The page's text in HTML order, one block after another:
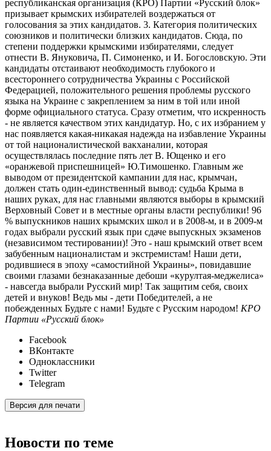
республиканская организация (КРО) Партии «Русский блок»
призывает крымских избирателей воздержаться от
голосования за этих кандидатов. 3. Категория политических
союзников и политически близких кандидатов. Сюда, по
степени поддержки крымскими избирателями, следует
отнести В. Януковича, П. Симоненко, и И. Богословскую. Эти
кандидаты отстаивают необходимость глубокого и
всестороннего сотрудничества Украины с Российской
Федерацией, положительного решения проблемы русского
языка на Украине с закреплением за ним в той или иной
форме официального статуса. Сразу отметим, что искренность
- не является качеством этих кандидатур. Но, с их избранием у
нас появляется какая-никакая надежда на избавление Украины
от той националистической вакханалии, которая
осуществлялась последние пять лет В. Ющенко и его
«оранжевой приспешницей» Ю.Тимошенко. Главным же
выводом от президентской кампании для нас, крымчан,
должен стать один-единственный вывод: судьба Крыма в
наших руках, для нас главными являются выборы в крымский
Верховный Совет и в местные органы власти республики! 96
% выпускников наших крымских школ и в 2008-м, и в 2009-м
годах выбрали русский язык при сдаче выпускных экзаменов
(независимом тестировании)! Это - наш крымский ответ всем
забубенным националистам и экстремистам! Наши дети,
родившиеся в эпоху «самостийной Украины», повидавшие
своими глазами безнаказанные дебоши «курултая-меджелиса»
- навсегда выбрали Русский мир! Так защитим себя, своих
детей и внуков! Ведь мы - дети Победителей, а не
побежденных Будьте с нами! Будьте с Русским народом! КРО
Партии «Русский блок»
Facebook
ВКонтакте
Одноклассники
Twitter
Telegram
Версия для печати
Новости по теме